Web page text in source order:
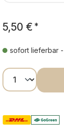
5,50 € *
sofort lieferbar
Produkt